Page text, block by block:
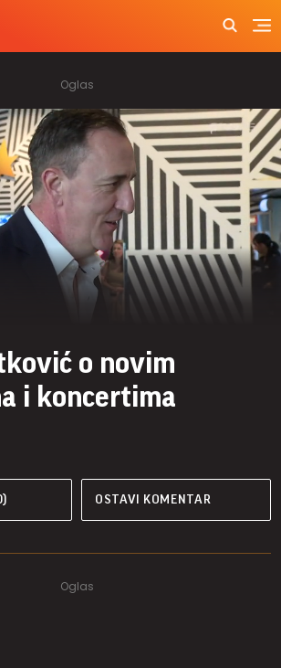
o novim
i koncertima
OSTAVI KOMENTAR